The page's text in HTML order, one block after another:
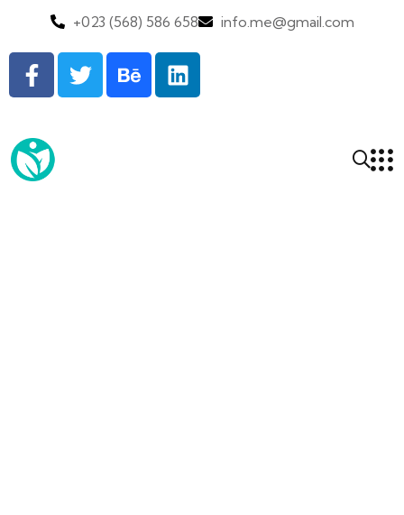
+023 (568) 586 658 info.me@gmail.com